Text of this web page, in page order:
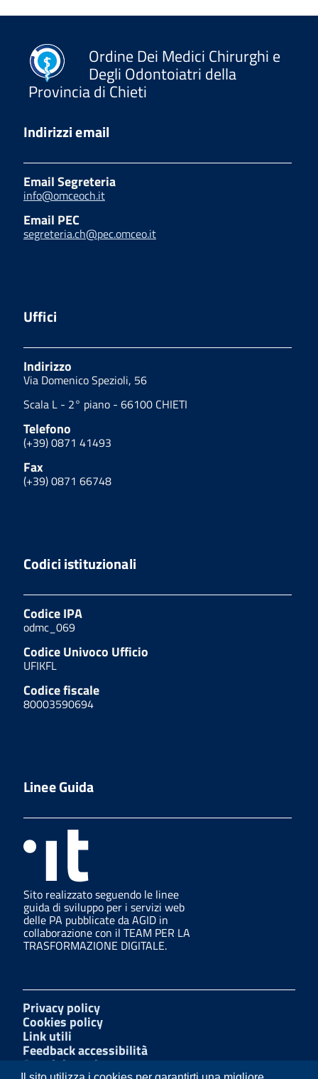
Ordine Dei Medici Chirurghi e
Degli Odontoiatri della
Provincia di Chieti
Indirizzi email
Email Segreteria
info@omceoch.it
Email PEC
segreteria.ch@pec.omceo.it
Uffici
Indirizzo
Via Domenico Spezioli, 56
Scala L - 2° piano - 66100 CHIETI
Telefono
(+39) 0871 41493
Fax
(+39) 0871 66748
Codici istituzionali
Codice IPA
odmc_069
Codice Univoco Ufficio
UFIKFL
Codice fiscale
80003590694
Linee Guida
Sito realizzato seguendo le linee
guida di sviluppo per i servizi web
delle PA pubblicate da AGID in
collaborazione con il TEAM PER LA
TRASFORMAZIONE DIGITALE.
Privacy policy
Cookies policy
Link utili
Feedback accessibilità
Amministrazione trasparente